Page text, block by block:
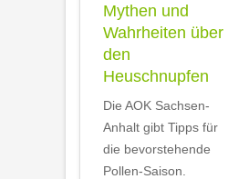
Mythen und
Wahrheiten über
den
Heuschnupfen
Die AOK Sachsen-
Anhalt gibt Tipps für
die bevorstehende
Pollen-Saison.